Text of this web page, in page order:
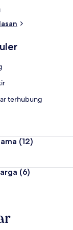
terhubung
(12)
(6)